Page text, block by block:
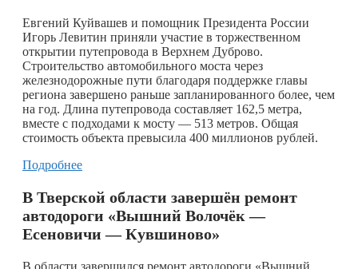
Евгений Куйвашев и помощник Президента России
Игорь Левитин приняли участие в торжественном
открытии путепровода в Верхнем Дуброво.
Строительство автомобильного моста через
железнодорожные пути благодаря поддержке главы
региона завершено раньше запланированного более, чем
на год. Длина путепровода составляет 162,5 метра,
вместе с подходами к мосту — 513 метров. Общая
стоимость объекта превысила 400 миллионов рублей.
Подробнее
В Тверской области завершён ремонт
автодороги «Вышний Волочёк —
Есеновичи — Кувшиново»
В области завершился ремонт автодороги «Вышний